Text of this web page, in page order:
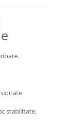
stabilitate,